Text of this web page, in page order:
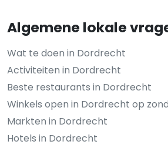
Algemene lokale
Wat te doen in Dordrecht
Activiteiten in Dordrecht
Beste restaurants in Dordrecht
Winkels open in Dordrecht op
Markten in Dordrecht
Hotels in Dordrecht